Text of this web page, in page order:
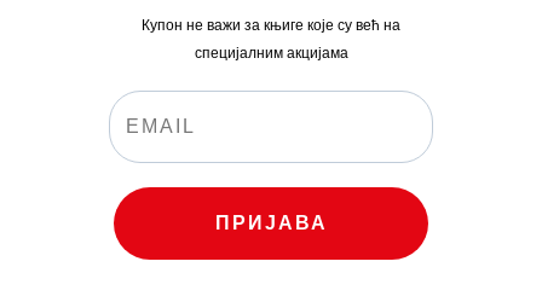
Купон не важи за књиге које су већ на
специјалним акцијама
ПРИЈАВА